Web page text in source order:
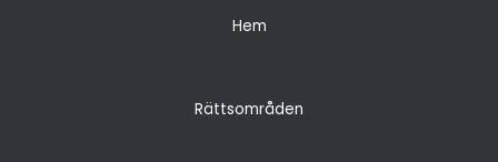
Hem
Rättsområden